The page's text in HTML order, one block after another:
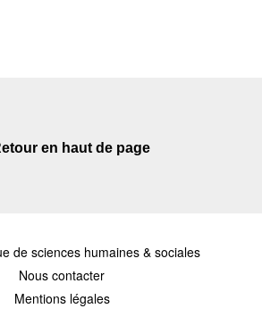
en haut de page
de sciences humaines & sociales
Nous contacter
Mentions légales